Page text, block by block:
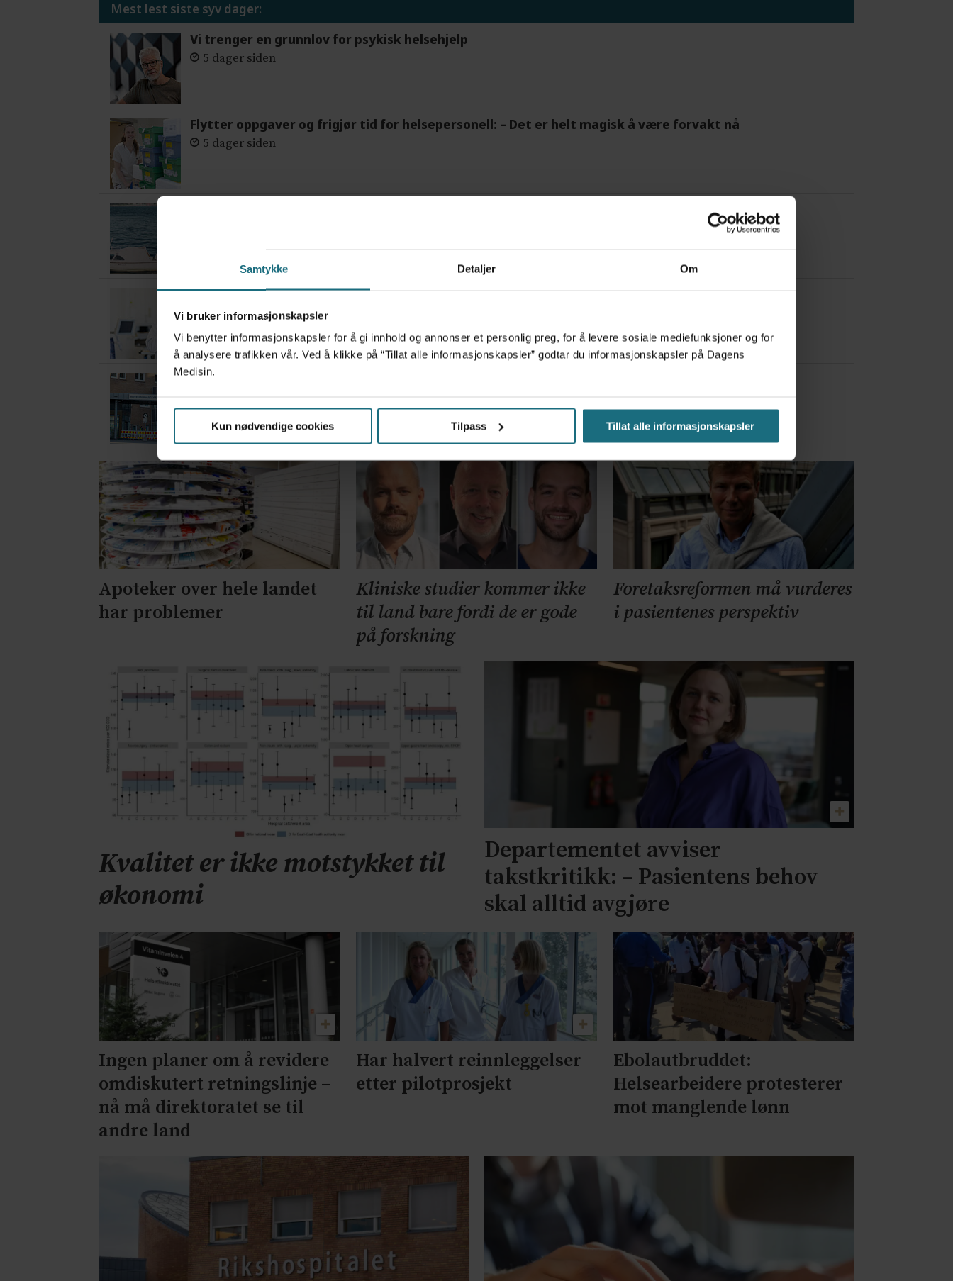
Samtykke Detaljer Om
Vi bruker informasjonskapsler
Vi benytter informasjonskapsler for å gi innhold og annonser et personlig preg, for å levere sosiale mediefunksjoner og for
å analysere trafikken vår. Ved å klikke på “Tillat alle informasjonskapsler” godtar du informasjonskapsler på Dagens
Medisin.
Kun nødvendige cookies Tilpass Tillat alle informasjonskapsler
Mest lest siste syv dager:
Vi trenger en grunnlov for psykisk helsehjelp
5 dager siden
Flytter oppgaver og frigjør tid for helsepersonell: – Det er helt magisk å være forvakt nå
5 dager siden
– Etter en stund kom det frem at han døgnet før hadde drukket 25 vodka Red Bull
4 dager siden
Feilmedisinert i 18 år – får millionerstatning
Apoteker over hele landet
har problemer
Kliniske studier kommer ikke
til land bare fordi de er gode
på forskning
Foretaksreformen må vurderes
i pasientenes perspektiv
Kvalitet er ikke motstykket til
økonomi
Departementet avviser
takstkritikk: – Pasientens behov
skal alltid avgjøre
Ingen planer om å revidere
omdiskutert retningslinje –
nå må direktoratet se til
andre land
Har halvert reinnleggelser
etter pilotprosjekt
Ebolautbruddet:
Helsearbeidere protesterer
mot manglende lønn